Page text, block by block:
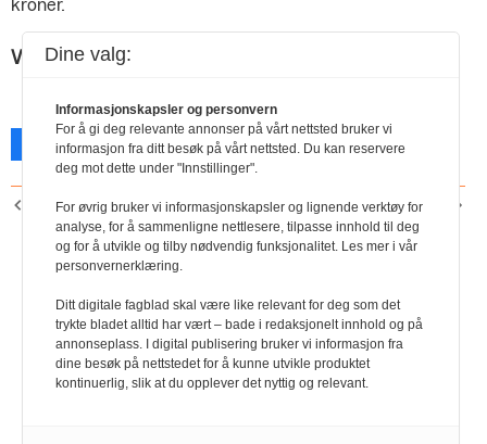
Vi gratulerer!
Facebook X Skriv ut
FORRIGE ARTIKKEL
Noen vedtak fra Negotias
landsmøte 2020
NESTE ARTIKKEL
Årets tillitsvalgt – Louise-
Marie Årdal
Dine valg:
Informasjonskapsler og personvern
For å gi deg relevante annonser på vårt nettsted bruker vi
informasjon fra ditt besøk på vårt nettsted. Du kan reservere
deg mot dette under "Innstillinger".
For øvrig bruker vi informasjonskapsler og lignende verktøy for
analyse, for å sammenligne nettlesere, tilpasse innhold til deg
og for å utvikle og tilby nødvendig funksjonalitet. Les mer i vår
personvernerklæring.
Ditt digitale fagblad skal være like relevant for deg som det
trykte bladet alltid har vært – bade i redaksjonelt innhold og på
annonseplass. I digital publisering bruker vi informasjon fra
dine besøk på nettstedet for å kunne utvikle produktet
kontinuerlig, slik at du opplever det nyttig og relevant.